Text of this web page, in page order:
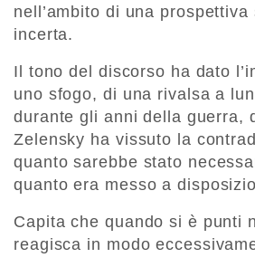
nell’ambito di una prospettiva
incerta.
Il tono del discorso ha dato
uno sfogo, di una rivalsa a
durante gli anni della guerra,
Zelensky ha vissuto la
quanto sarebbe stato
quanto era messo a
Capita che quando si è punti
reagisca in modo